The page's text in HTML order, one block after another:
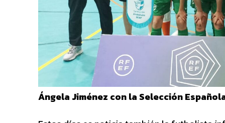
Ángela Jiménez con la Selección